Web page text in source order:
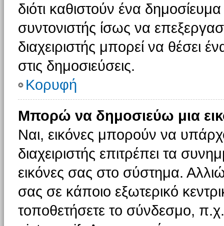
διότι καθιστούν ένα
συντονιστής ίσως να
διαχειριστής μπορεί να θέσει
στις δημοσιεύσεις.
Κορυφή
Μπορώ να δημοσιεύω μια
Ναι, εικόνες μπορούν να
διαχειριστής επιτρέπει τα
εικόνες σας στο σύστημα.
σας σε κάποιο εξωτερικό
τοποθετήσετε το σύνδεσμο,